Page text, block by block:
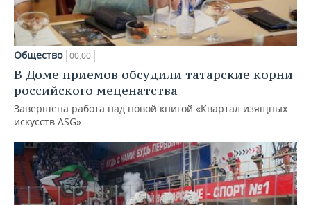
Общество 00:00
В Доме приемов обсудили татарские корни
российского меценатства
Завершена работа над новой книгой «Квартал изящных
искусств ASG»